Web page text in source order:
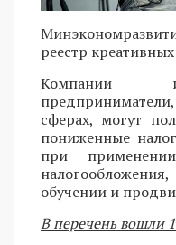
реестр
Компании и
сферах, могут
пониженные
при
обучении и
В перечень вошли